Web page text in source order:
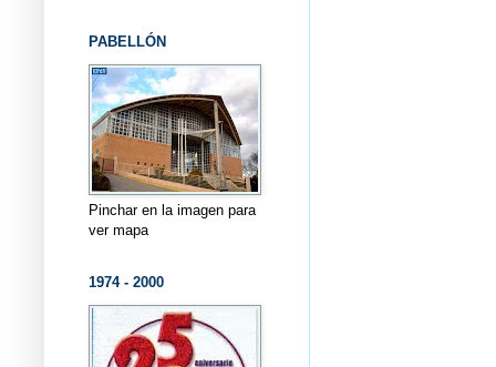
PABELLÓN
Pinchar en la imagen para
ver mapa
1974 - 2000